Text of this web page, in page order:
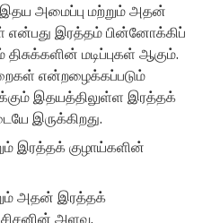
அமைப்பு மற்றும் அதன்
என்பது இரத்தம் பின்னோக்கிப்
திசுக்களின் மடிப்புகள் ஆகும்.
என்றழைக்கப்படும்
இதயத்திலுள்ள இரத்தக்
இருக்கிறது.
இரத்தக் குழாய்களின்
அதன் இரத்தக்
அளவு.